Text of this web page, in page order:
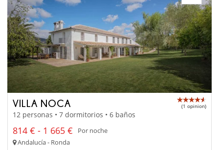
VILLA NOCA (1 opinion)
12 personas • 7 dormitorios • 6 baños
814 € - 1 665 €
Por noche
Andalucía - Ronda